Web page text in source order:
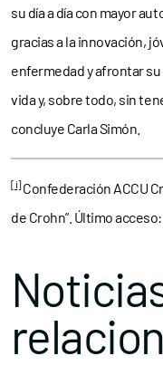
su día a día con mayor
gracias a la innovación,
enfermedad y afrontar su
vida y, sobre todo, sin
concluye Carla Simón.
[i]Confederación ACCU
de Crohn”. Último